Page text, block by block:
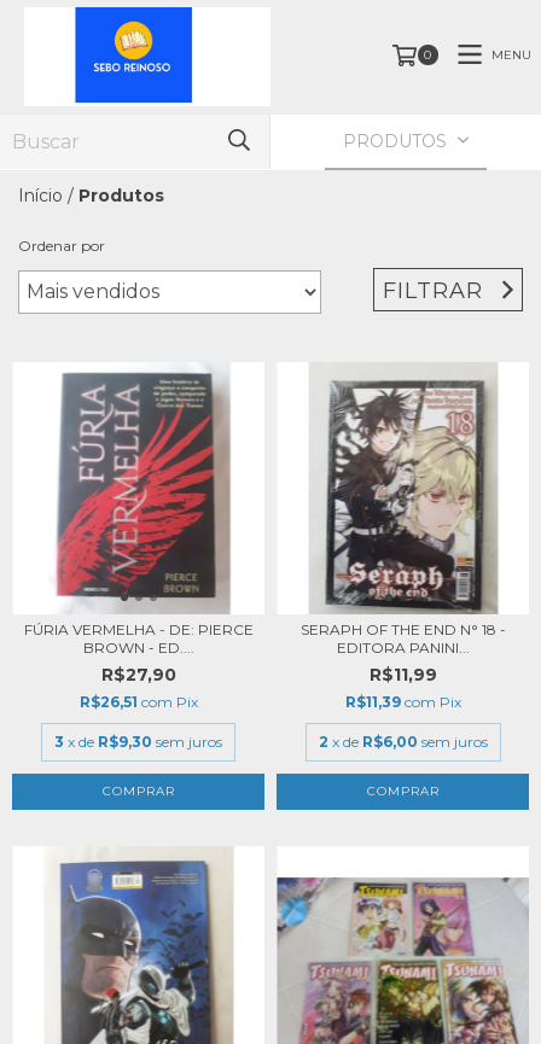
0 MENU
PRODUTOS
Início / Produtos
Ordenar por
FILTRAR
FÚRIA VERMELHA - DE: PIERCE
BROWN - ED....
R$27,90
R$26,51 com Pix
3 x de R$9,30 sem juros
SERAPH OF THE END N° 18 -
EDITORA PANINI...
R$11,99
R$11,39 com Pix
2 x de R$6,00 sem juros